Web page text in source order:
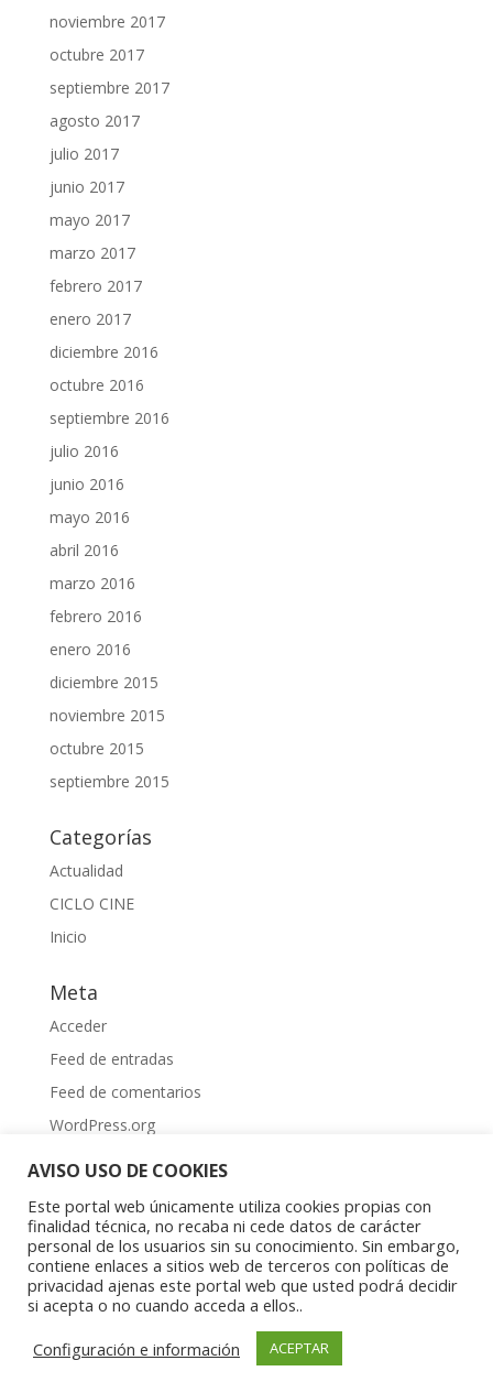
noviembre 2017
octubre 2017
septiembre 2017
agosto 2017
julio 2017
junio 2017
mayo 2017
marzo 2017
febrero 2017
enero 2017
diciembre 2016
octubre 2016
septiembre 2016
julio 2016
junio 2016
mayo 2016
abril 2016
marzo 2016
febrero 2016
enero 2016
diciembre 2015
noviembre 2015
octubre 2015
septiembre 2015
Categorías
Actualidad
CICLO CINE
Inicio
Meta
Acceder
Feed de entradas
Feed de comentarios
WordPress.org
Aviso Legal| Política de privacidad|Política de
cookies
Copyright © 2023 Asociación Aragonesa para la
Investigación Psíquica del Niño y el Adolescente
AVISO USO DE COOKIES
Este portal web únicamente utiliza cookies propias con
finalidad técnica, no recaba ni cede datos de carácter
personal de los usuarios sin su conocimiento. Sin embargo,
contiene enlaces a sitios web de terceros con políticas de
privacidad ajenas este portal web que usted podrá decidir
si acepta o no cuando acceda a ellos..
Configuración e información
ACEPTAR